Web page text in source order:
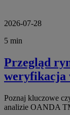
2026-07-28
5 min
Przegląd
weryfikacja
Poznaj kluczowe
analizie OANDA